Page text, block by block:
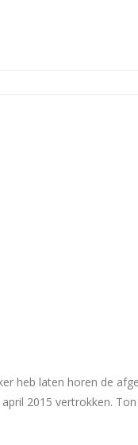
heb laten horen de
2015 vertrokken.